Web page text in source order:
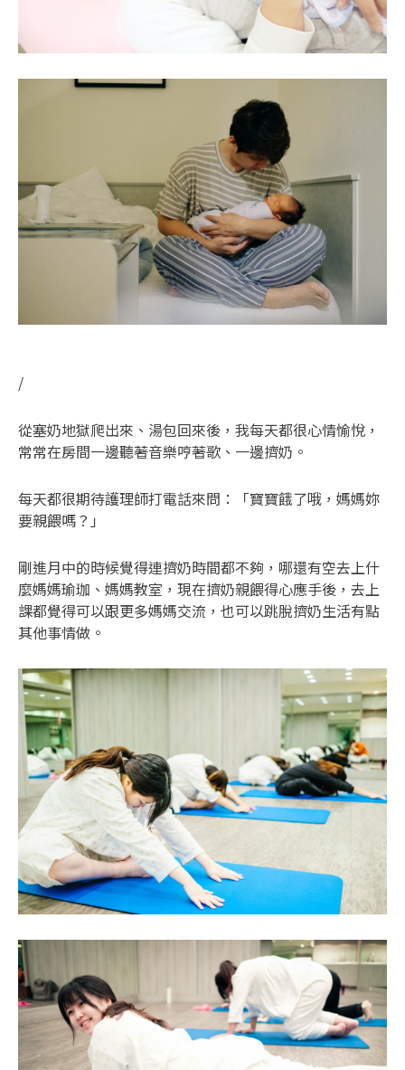
/
從塞奶地獄爬出來、湯包回來後，我每天都很心情愉悅，
常常在房間一邊聽著音樂哼著歌、一邊擠奶。
每天都很期待護理師打電話來問：「寶寶餓了哦，媽媽妳
要親餵嗎？」
剛進月中的時候覺得連擠奶時間都不夠，哪還有空去上什
麼媽媽瑜珈、媽媽教室，現在擠奶親餵得心應手後，去上
課都覺得可以跟更多媽媽交流，也可以跳脫擠奶生活有點
其他事情做。